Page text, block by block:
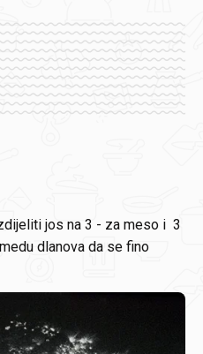
jos na 3 - za meso i 3
dlanova da se fino